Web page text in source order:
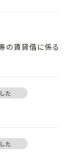
の賃貸借に係る
た
た